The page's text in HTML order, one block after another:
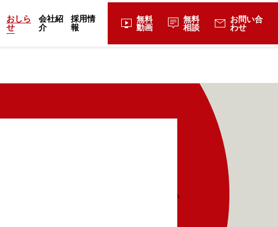
おしら
せ
会社紹
介
採用情
報 live_tv 無料
動画
tooltip_2 無料
相談
mail お問い合
わせ